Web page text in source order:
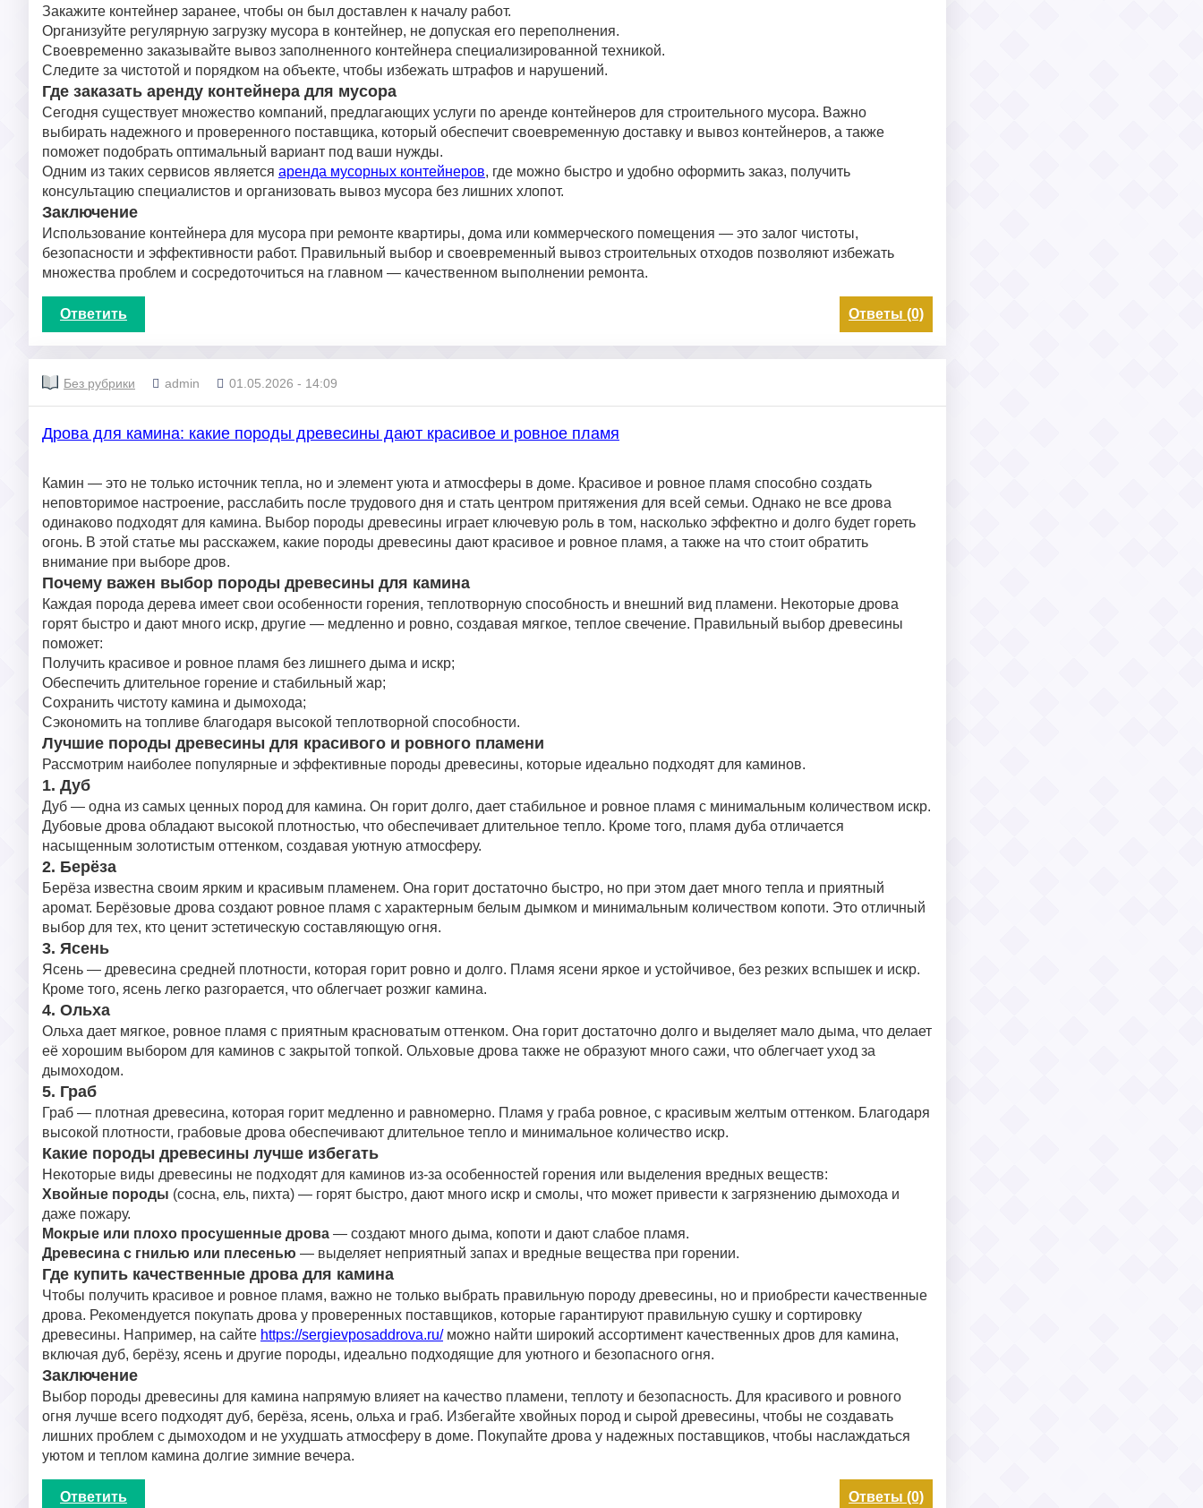
Закажите контейнер заранее, чтобы он был доставлен к началу работ.
Организуйте регулярную загрузку мусора в контейнер, не допуская его переполнения.
Своевременно заказывайте вывоз заполненного контейнера специализированной техникой.
Следите за чистотой и порядком на объекте, чтобы избежать штрафов и нарушений.
Где заказать аренду контейнера для мусора
Сегодня существует множество компаний, предлагающих услуги по аренде контейнеров для строительного мусора. Важно
выбирать надежного и проверенного поставщика, который обеспечит своевременную доставку и вывоз контейнеров, а также
поможет подобрать оптимальный вариант под ваши нужды.
Одним из таких сервисов является аренда мусорных контейнеров, где можно быстро и удобно оформить заказ, получить
консультацию специалистов и организовать вывоз мусора без лишних хлопот.
Заключение
Использование контейнера для мусора при ремонте квартиры, дома или коммерческого помещения — это залог чистоты,
безопасности и эффективности работ. Правильный выбор и своевременный вывоз строительных отходов позволяют избежать
множества проблем и сосредоточиться на главном — качественном выполнении ремонта.
Ответить Ответы (0)
Без рубрики admin 01.05.2026 - 14:09
Дрова для камина: какие породы древесины дают красивое и ровное пламя
Камин — это не только источник тепла, но и элемент уюта и атмосферы в доме. Красивое и ровное пламя способно создать
неповторимое настроение, расслабить после трудового дня и стать центром притяжения для всей семьи. Однако не все дрова
одинаково подходят для камина. Выбор породы древесины играет ключевую роль в том, насколько эффектно и долго будет гореть
огонь. В этой статье мы расскажем, какие породы древесины дают красивое и ровное пламя, а также на что стоит обратить
внимание при выборе дров.
Почему важен выбор породы древесины для камина
Каждая порода дерева имеет свои особенности горения, теплотворную способность и внешний вид пламени. Некоторые дрова
горят быстро и дают много искр, другие — медленно и ровно, создавая мягкое, теплое свечение. Правильный выбор древесины
поможет:
Получить красивое и ровное пламя без лишнего дыма и искр;
Обеспечить длительное горение и стабильный жар;
Сохранить чистоту камина и дымохода;
Сэкономить на топливе благодаря высокой теплотворной способности.
Лучшие породы древесины для красивого и ровного пламени
Рассмотрим наиболее популярные и эффективные породы древесины, которые идеально подходят для каминов.
1. Дуб
Дуб — одна из самых ценных пород для камина. Он горит долго, дает стабильное и ровное пламя с минимальным количеством искр.
Дубовые дрова обладают высокой плотностью, что обеспечивает длительное тепло. Кроме того, пламя дуба отличается
насыщенным золотистым оттенком, создавая уютную атмосферу.
2. Берёза
Берёза известна своим ярким и красивым пламенем. Она горит достаточно быстро, но при этом дает много тепла и приятный
аромат. Берёзовые дрова создают ровное пламя с характерным белым дымком и минимальным количеством копоти. Это отличный
выбор для тех, кто ценит эстетическую составляющую огня.
3. Ясень
Ясень — древесина средней плотности, которая горит ровно и долго. Пламя ясени яркое и устойчивое, без резких вспышек и искр.
Кроме того, ясень легко разгорается, что облегчает розжиг камина.
4. Ольха
Ольха дает мягкое, ровное пламя с приятным красноватым оттенком. Она горит достаточно долго и выделяет мало дыма, что делает
её хорошим выбором для каминов с закрытой топкой. Ольховые дрова также не образуют много сажи, что облегчает уход за
дымоходом.
5. Граб
Граб — плотная древесина, которая горит медленно и равномерно. Пламя у граба ровное, с красивым желтым оттенком. Благодаря
высокой плотности, грабовые дрова обеспечивают длительное тепло и минимальное количество искр.
Какие породы древесины лучше избегать
Некоторые виды древесины не подходят для каминов из-за особенностей горения или выделения вредных веществ:
Хвойные породы (сосна, ель, пихта) — горят быстро, дают много искр и смолы, что может привести к загрязнению дымохода и
даже пожару.
Мокрые или плохо просушенные дрова — создают много дыма, копоти и дают слабое пламя.
Древесина с гнилью или плесенью — выделяет неприятный запах и вредные вещества при горении.
Где купить качественные дрова для камина
Чтобы получить красивое и ровное пламя, важно не только выбрать правильную породу древесины, но и приобрести качественные
дрова. Рекомендуется покупать дрова у проверенных поставщиков, которые гарантируют правильную сушку и сортировку
древесины. Например, на сайте https://sergievposaddrova.ru/можно найти широкий ассортимент качественных дров для камина,
включая дуб, берёзу, ясень и другие породы, идеально подходящие для уютного и безопасного огня.
Заключение
Выбор породы древесины для камина напрямую влияет на качество пламени, теплоту и безопасность. Для красивого и ровного
огня лучше всего подходят дуб, берёза, ясень, ольха и граб. Избегайте хвойных пород и сырой древесины, чтобы не создавать
лишних проблем с дымоходом и не ухудшать атмосферу в доме. Покупайте дрова у надежных поставщиков, чтобы наслаждаться
уютом и теплом камина долгие зимние вечера.
Ответить Ответы (0)